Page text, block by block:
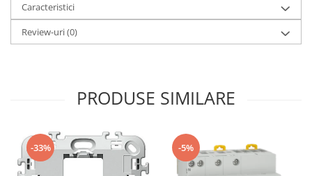
Caracteristici
Review-uri(0)
PRODUSE SIMILARE
-33% -5%